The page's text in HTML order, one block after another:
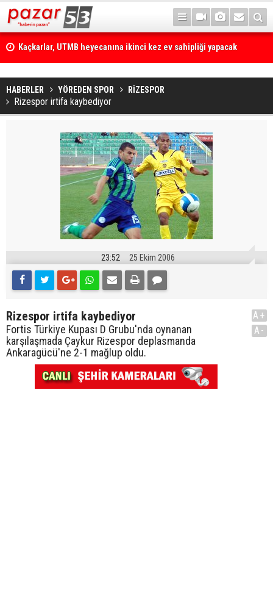
Kaçkarlar, UTMB heyecanına ikinci kez ev sahipliği yapacak
HABERLER YÖREDEN SPOR RİZESPOR
Rizespor irtifa kaybediyor
23:52 25 Ekim 2006
Rizespor irtifa kaybediyor
Fortis Türkiye Kupası D Grubu'nda oynanan
karşılaşmada Çaykur Rizespor deplasmanda
Ankaragücü'ne 2-1 mağlup oldu.
A+
A-